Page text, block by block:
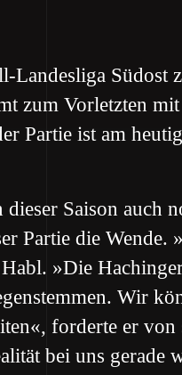
Landesliga Südost
zum Vorletzten
Partie ist am
Saison auch
Partie die Wende.
»Die
Wir
forderte er von
bei uns gerade